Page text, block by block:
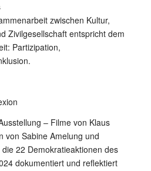
zwischen Kultur,
Zivilgesellschaft entspricht dem
Partizipation,
– Filme von Klaus
von Sabine Amelung und
22 Demokratieaktionen des
dokumentiert und reflektiert